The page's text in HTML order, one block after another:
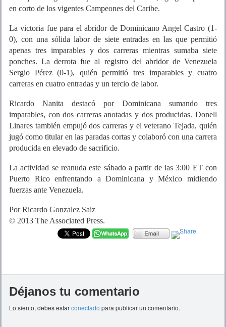
en corto de los vigentes Campeones del Caribe.
La victoria fue para el abridor de Dominicano Angel Castro (1-
0), con una sólida labor de siete entradas en las que permitió
apenas tres imparables y dos carreras mientras sumaba siete
ponches. La derrota fue al registro del abridor de Venezuela
Sergio Pérez (0-1), quién permitió tres imparables y cuatro
carreras en cuatro entradas y un tercio de labor.
Ricardo Nanita destacó por Dominicana sumando tres
imparables, con dos carreras anotadas y dos producidas. Donell
Linares también empujó dos carreras y el veterano Tejada, quién
jugó como titular en las paradas cortas y colaboró con una carrera
producida en elevado de sacrificio.
La actividad se reanuda este sábado a partir de las 3:00 ET con
Puerto Rico enfrentando a Dominicana y México midiendo
fuerzas ante Venezuela.
Por Ricardo Gonzalez Saiz
© 2013 The Associated Press.
Déjanos tu comentario
Lo siento, debes estarconectado para publicar un comentario.